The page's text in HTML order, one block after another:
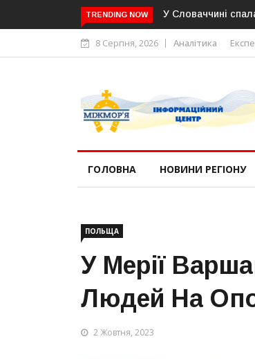
TRENDING NOW У Словаччині
8 Серпня, 2026 Аналітика
ГОЛОВНА НОВИНИ РЕГІОНУ
ПОЛЬЩА
У Мерії
Людей На
2 Жовтня, 2023